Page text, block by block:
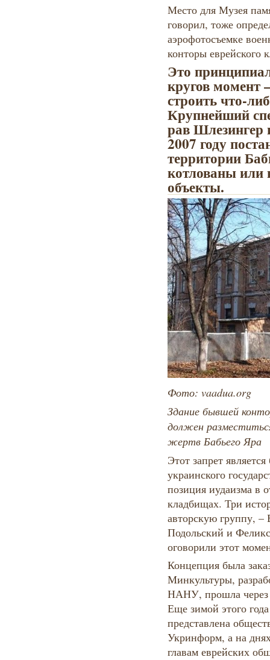
Место для Музея
говорил, тоже
аэрофотосъемке
конторы еврейского
Это
кругов момент
строить что-
Крупнейший
рав
2007 году
территории
котлованы или
объекты.
Фото: vaadua.org
Здание бывшей
должен
жертв Бабьего Яра
Этот запрет
украинского
позиция иудаизма в
кладбищах. Три
авторскую группу,
Подольский и
оговорили этот
Концепция была
Минкультуры,
НАНУ, прошла через
Еще зимой этого
представлена
Укринформ, а на
главам еврейских